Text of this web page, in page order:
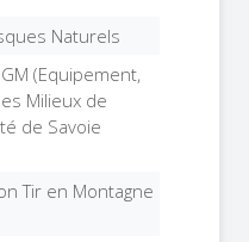
Naturels
(Equipement,
Milieux de
de Savoie
Tir en Montagne